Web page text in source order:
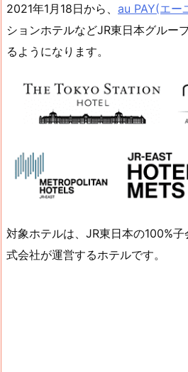
2021年1月18日から、 au PAY(エー
ションホテルなどJR東日本グルー
るようになります。
対象ホテルは、JR東日本の100%
式会社が運営するホテルです。